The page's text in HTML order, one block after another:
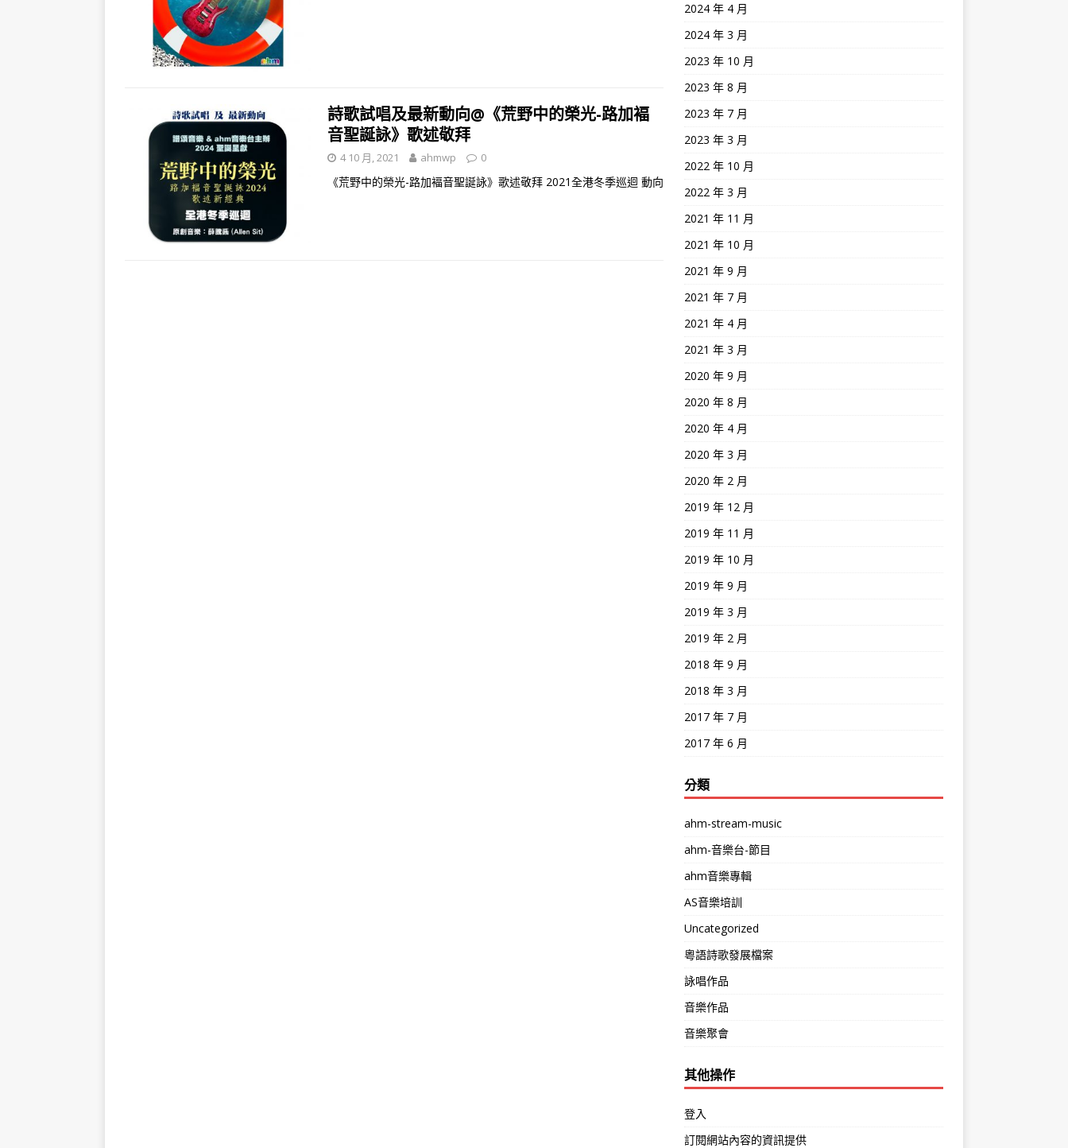
詩歌試唱及最新動向@《荒野中的榮光-路加褔
音聖誕詠》歌述敬拜
4 10 月, 2021 ahmwp 0
《荒野中的榮光-路加褔音聖誕詠》歌述敬拜 2021全港冬季巡迴 動向
2024 年 4 月
2024 年 3 月
2023 年 10 月
2023 年 8 月
2023 年 7 月
2023 年 3 月
2022 年 10 月
2022 年 3 月
2021 年 11 月
2021 年 10 月
2021 年 9 月
2021 年 7 月
2021 年 4 月
2021 年 3 月
2020 年 9 月
2020 年 8 月
2020 年 4 月
2020 年 3 月
2020 年 2 月
2019 年 12 月
2019 年 11 月
2019 年 10 月
2019 年 9 月
2019 年 3 月
2019 年 2 月
2018 年 9 月
2018 年 3 月
2017 年 7 月
2017 年 6 月
分類
ahm-stream-music
ahm-音樂台-節目
ahm音樂專輯
AS音樂培訓
Uncategorized
粵語詩歌發展檔案
詠唱作品
音樂作品
音樂聚會
其他操作
登入
訂閱網站內容的資訊提供